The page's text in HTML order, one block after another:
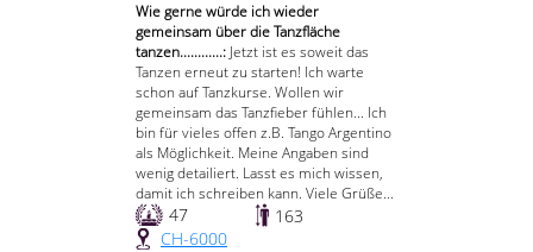
Wie gerne würde ich wieder
gemeinsam über die Tanzfläche
tanzen............: Jetzt ist es soweit das
Tanzen erneut zu starten! Ich warte
schon auf Tanzkurse. Wollen wir
gemeinsam das Tanzfieber fühlen... Ich
bin für vieles offen z.B. Tango Argentino
als Möglichkeit. Meine Angaben sind
wenig detailiert. Lasst es mich wissen,
damit ich schreiben kann. Viele Grüße...
47
163
CH-6000